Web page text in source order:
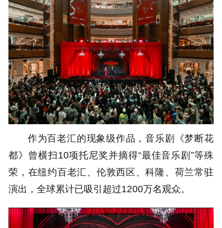
作为百老汇的现象级作品，音乐剧《梦断花
都》曾横扫10项托尼奖并摘得“最佳音乐剧”等殊
荣，在纽约百老汇、伦敦西区、科隆、荷兰常驻
演出，全球累计已吸引超过1200万名观众。